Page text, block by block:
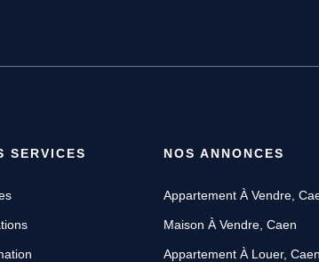
SERVICES NOS ANNONCES
Appartement À Vendre,
Maison À Vendre, Caen
Appartement À Louer, Caen